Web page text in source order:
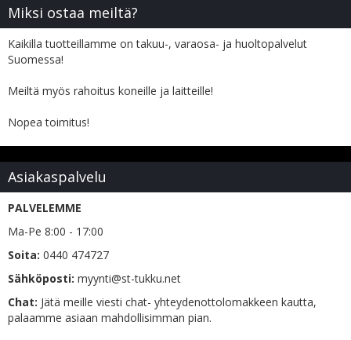
Miksi ostaa meiltä?
Kaikilla tuotteillamme on takuu-, varaosa- ja huoltopalvelut
Suomessa!
Meiltä myös rahoitus koneille ja laitteille!
Nopea toimitus!
Asiakaspalvelu
PALVELEMME
Ma-Pe 8:00 - 17:00
Soita: 0440 474727
Sähköposti: myynti@st-tukku.net
Chat: Jätä meille viesti chat- yhteydenottolomakkeen kautta,
palaamme asiaan mahdollisimman pian.